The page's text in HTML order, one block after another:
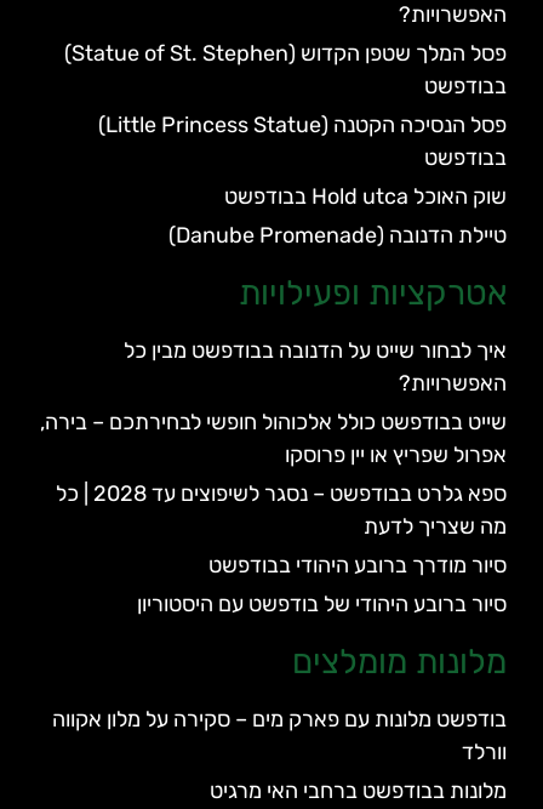
האפשרויות?
פסל המלך שטפן הקדוש (Statue of St. Stephen)
בבודפשט
פסל הנסיכה הקטנה (Little Princess Statue)
בבודפשט
שוק האוכל Hold utca בבודפשט
טיילת הדנובה (Danube Promenade)
אטרקציות ופעילויות
איך לבחור שייט על הדנובה בבודפשט מבין כל
האפשרויות?
שייט בבודפשט כולל אלכוהול חופשי לבחירתכם – בירה,
אפרול שפריץ או יין פרוסקו
ספא גלרט בבודפשט – נסגר לשיפוצים עד 2028 | כל
מה שצריך לדעת
סיור מודרך ברובע היהודי בבודפשט
סיור ברובע היהודי של בודפשט עם היסטוריון
מלונות מומלצים
בודפשט מלונות עם פארק מים – סקירה על מלון אקווה
וורלד
מלונות בבודפשט ברחבי האי מרגיט